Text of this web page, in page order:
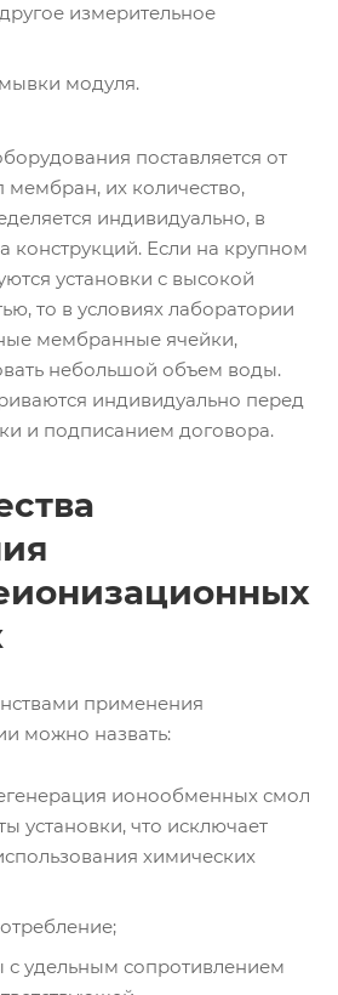
измерительное
модуля.
поставляется от
мембран, их количество,
индивидуально, в
конструкций. Если на крупном
установки с высокой
то в условиях лаборатории
мембранные ячейки,
небольшой объем воды.
индивидуально перед
и подписанием договора.
применения
можно назвать:
ионообменных смол
установки, что исключает
химических
с удельным сопротивлением